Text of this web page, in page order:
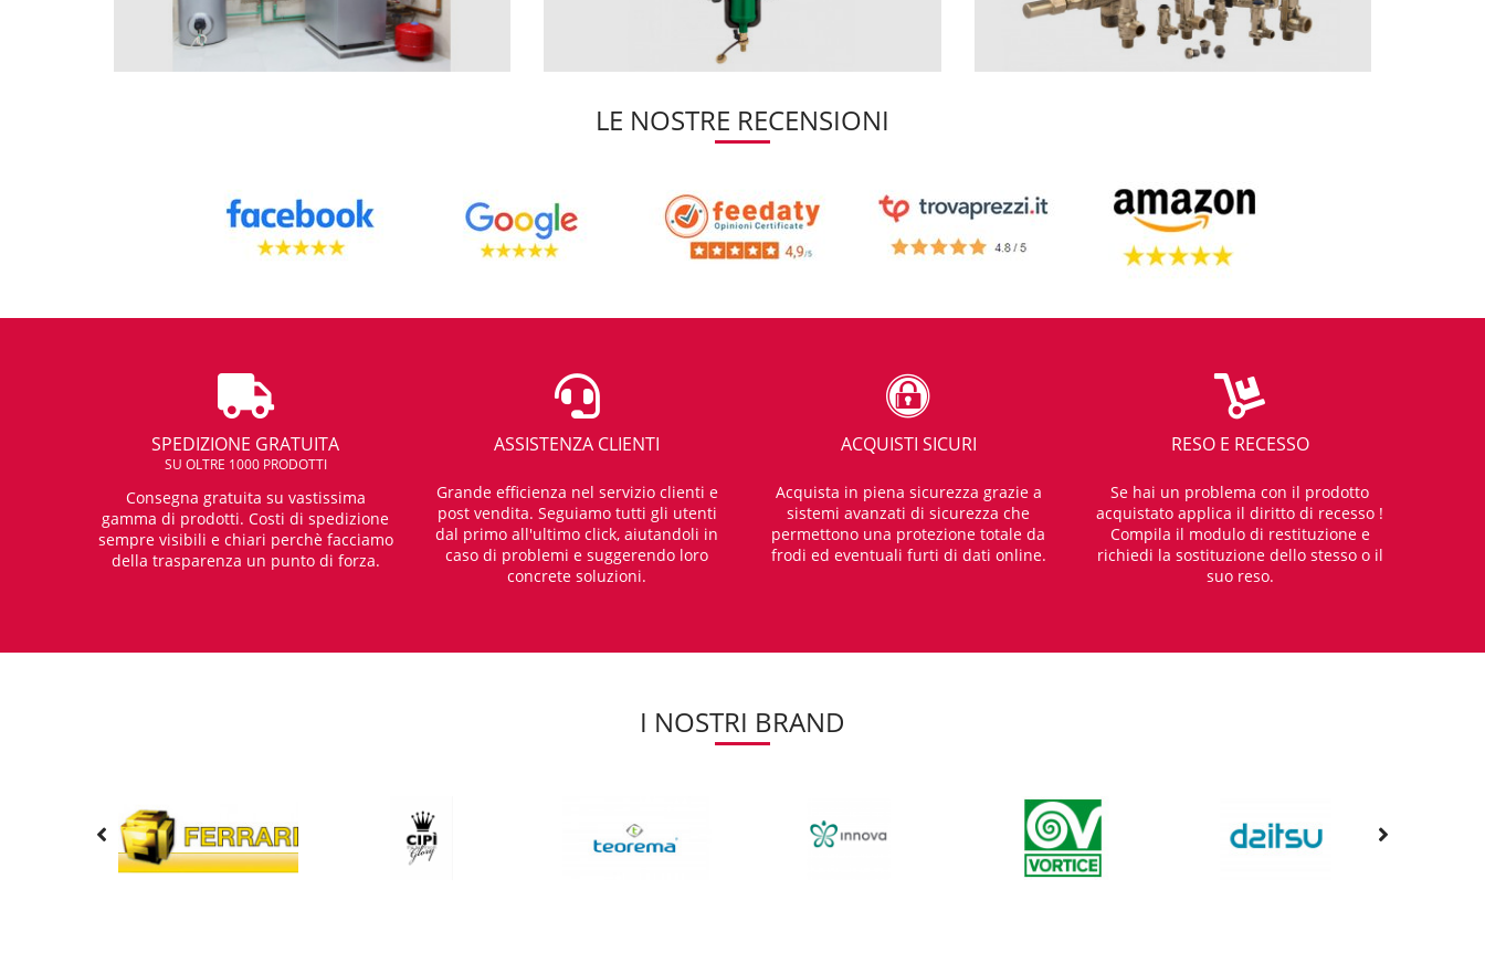
LE NOSTRE RECENSIONI
SPEDIZIONE GRATUITA
SU OLTRE 1000 PRODOTTI
Consegna gratuita su vastissima
gamma di prodotti. Costi di spedizione
sempre visibili e chiari perchè facciamo
della trasparenza un punto di forza.
ASSISTENZA CLIENTI
Grande efficienza nel servizio clienti e
post vendita. Seguiamo tutti gli utenti
dal primo all'ultimo click, aiutandoli in
caso di problemi e suggerendo loro
concrete soluzioni.
ACQUISTI SICURI
Acquista in piena sicurezza grazie a
sistemi avanzati di sicurezza che
permettono una protezione totale da
frodi ed eventuali furti di dati online.
RESO E RECESSO
Se hai un problema con il prodotto
acquistato applica il diritto di recesso !
Compila il modulo di restituzione e
richiedi la sostituzione dello stesso o il
suo reso.
I NOSTRI BRAND